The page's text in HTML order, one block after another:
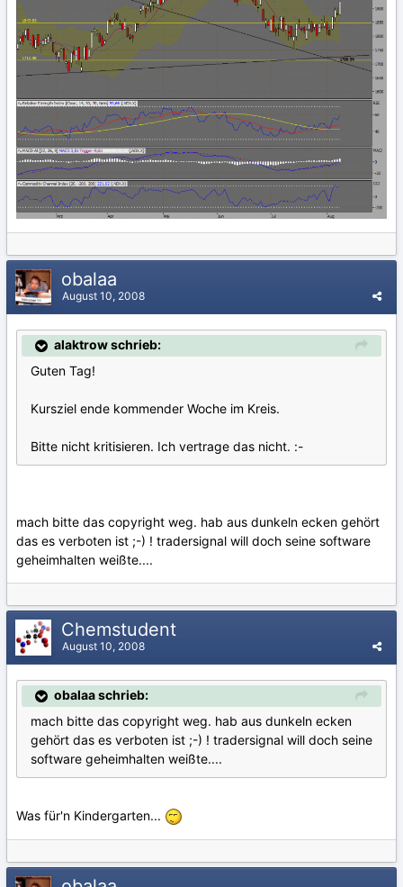
obalaa
August 10, 2008
alaktrow schrieb:
Guten Tag!
Kursziel ende kommender Woche im Kreis.
Bitte nicht kritisieren. Ich vertrage das nicht. :-
mach bitte das copyright weg. hab aus dunkeln ecken gehört
das es verboten ist ;-) ! tradersignal will doch seine software
geheimhalten weißte....
Chemstudent
August 10, 2008
obalaa schrieb:
mach bitte das copyright weg. hab aus dunkeln ecken
gehört das es verboten ist ;-) ! tradersignal will doch seine
software geheimhalten weißte....
Was für'n Kindergarten...